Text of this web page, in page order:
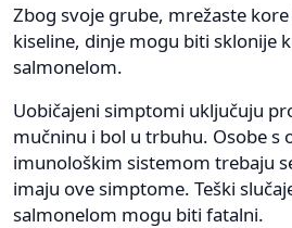
Zbog svoje grube, mrežaste
kiseline, dinje mogu biti sklonije
salmonelom.
Uobičajeni simptomi uključuju
mučninu i bol u trbuhu. Osobe s
imunološkim sistemom trebaju
imaju ove simptome. Teški
salmonelom mogu biti fatalni.